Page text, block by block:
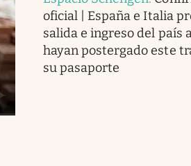
oficial | España e Italia
salida e ingreso del país
hayan postergado este
su pasaporte